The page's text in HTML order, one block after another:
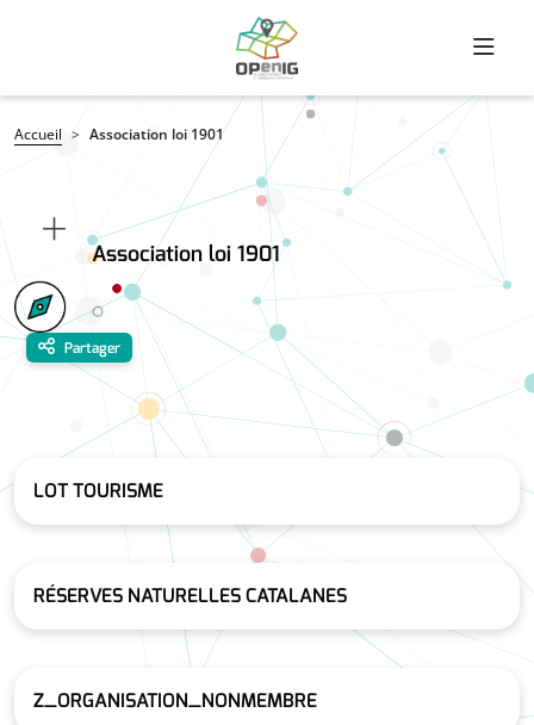
Fil d'Ariane
Accueil Association loi 1901
Association loi 1901
Partager
LOT TOURISME
RÉSERVES NATURELLES CATALANES
Z_ORGANISATION_NONMEMBRE